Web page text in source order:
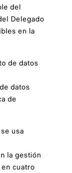
del
Delegado
en la
de datos
datos
de
usa
la gestión
cuatro